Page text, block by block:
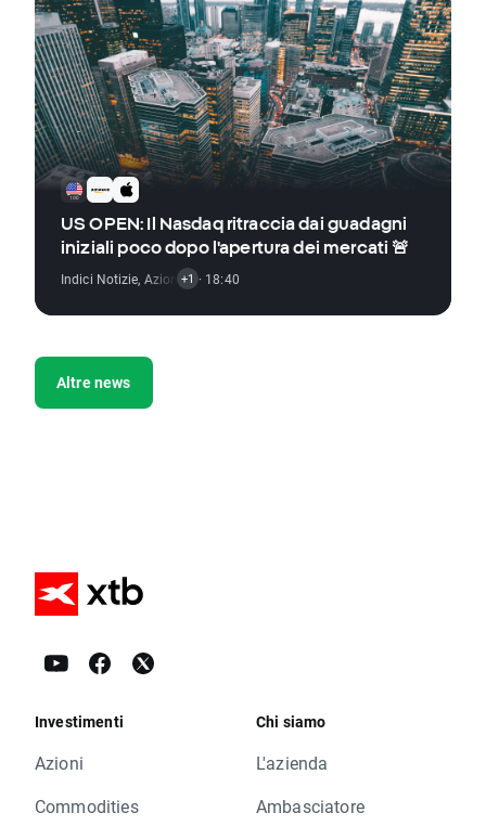
US OPEN: Il Nasdaq ritraccia dai guadagni
iniziali poco dopo l'apertura dei mercati 🚨
Indici Notizie, Azioni Notizie
+1 · 18:40
Altre news
Investimenti
Azioni
Commodities
Chi siamo
L'azienda
Ambasciatore